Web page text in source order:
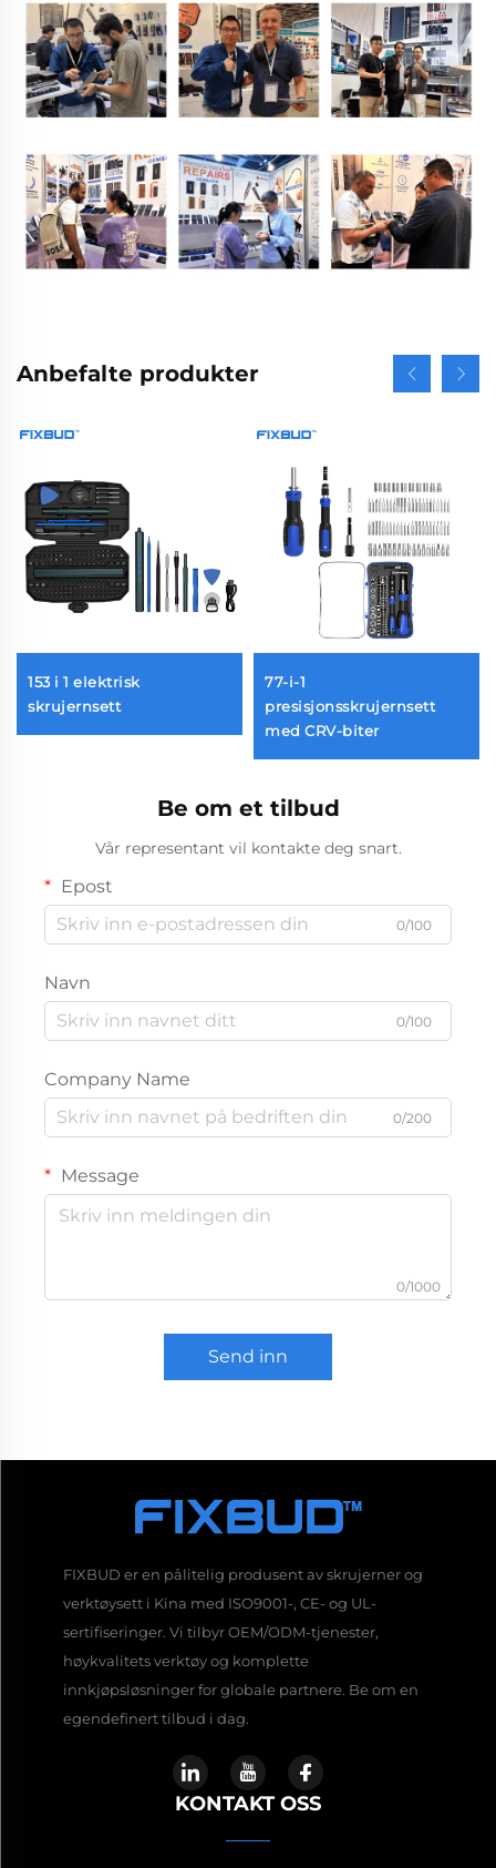
Anbefalte produkter
153 i 1 elektrisk
skrujernsett
77-i-1
presisjonsskrujernsett
med CRV-biter
Be om et tilbud
Vår representant vil kontakte deg snart.
Epost
0/100
Navn
0/100
Company Name
0/200
Message
0/1000
Send inn
FIXBUD er en pålitelig produsent av skrujerner og
verktøysett i Kina med ISO9001-, CE- og UL-
sertifiseringer. Vi tilbyr OEM/ODM-tjenester,
høykvalitets verktøy og komplette
innkjøpsløsninger for globale partnere. Be om en
egendefinert tilbud i dag.
KONTAKT OSS